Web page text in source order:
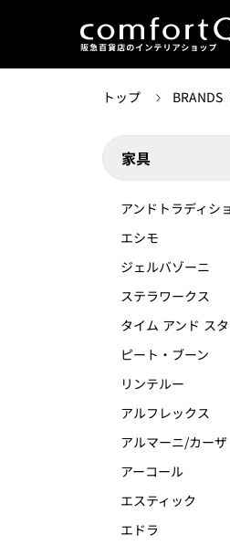
トップ BRANDS
家具
アンドトラディシ
エシモ
ジェルバゾーニ
ステラワークス
タイム アンド ス
ピート・ブーン
リンテルー
アルフレックス
アルマーニ/カーザ
アーコール
エスティック
エドラ